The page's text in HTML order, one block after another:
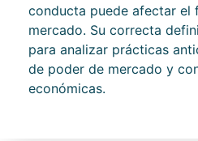
conducta puede afectar el
mercado. Su correcta
para analizar prácticas
de poder de mercado y
económicas.